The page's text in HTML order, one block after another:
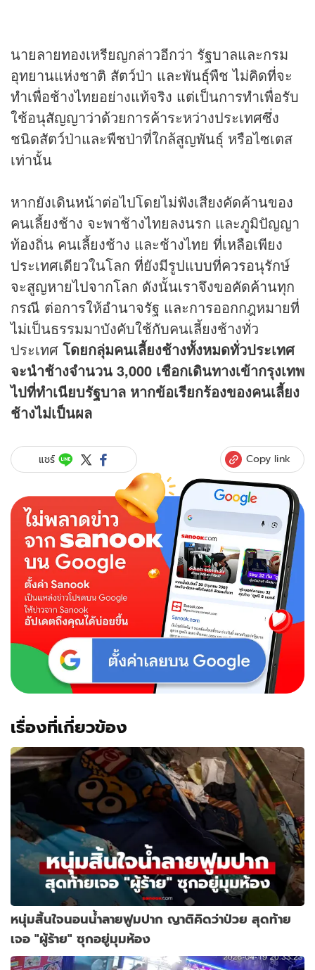
นายลายทองเหรียญกล่าวอีกว่า รัฐบาลและกรม
อุทยานแห่งชาติ สัตว์ป่า และพันธุ์พืช ไม่คิดที่จะ
ทำเพื่อช้างไทยอย่างแท้จริง แต่เป็นการทำเพื่อรับ
ใช้อนุสัญญาว่าด้วยการค้าระหว่างประเทศซึ่ง
ชนิดสัตว์ป่าและพืชป่าที่ใกล้สูญพันธุ์ หรือไซเตส
เท่านั้น
หากยังเดินหน้าต่อไปโดยไม่ฟังเสียงคัดค้านของ
คนเลี้ยงช้าง จะพาช้างไทยลงนรก และภูมิปัญญา
ท้องถิ่น คนเลี้ยงช้าง และช้างไทย ที่เหลือเพียง
ประเทศเดียวในโลก ที่ยังมีรูปแบบที่ควรอนุรักษ์
จะสูญหายไปจากโลก ดังนั้นเราจึงขอคัดค้านทุก
กรณี ต่อการให้อำนาจรัฐ และการออกกฎหมายที่
ไม่เป็นธรรมมาบังคับใช้กับคนเลี้ยงช้างทั่ว
ประเทศ โดยกลุ่มคนเลี้ยงช้างทั้งหมดทั่วประเทศ
จะนำช้างจำนวน 3,000 เชือกเดินทางเข้ากรุงเทพ
ไปที่ทำเนียบรัฐบาล หากข้อเรียกร้องของคนเลี้ยง
ช้างไม่เป็นผล
แชร์ Copy link
เรื่องที่เกี่ยวข้อง
หนุ่มสิ้นใจนอนน้ำลายฟูมปาก ญาติคิดว่าป่วย สุดท้าย
เจอ "ผู้ร้าย" ซุกอยู่มุมห้อง